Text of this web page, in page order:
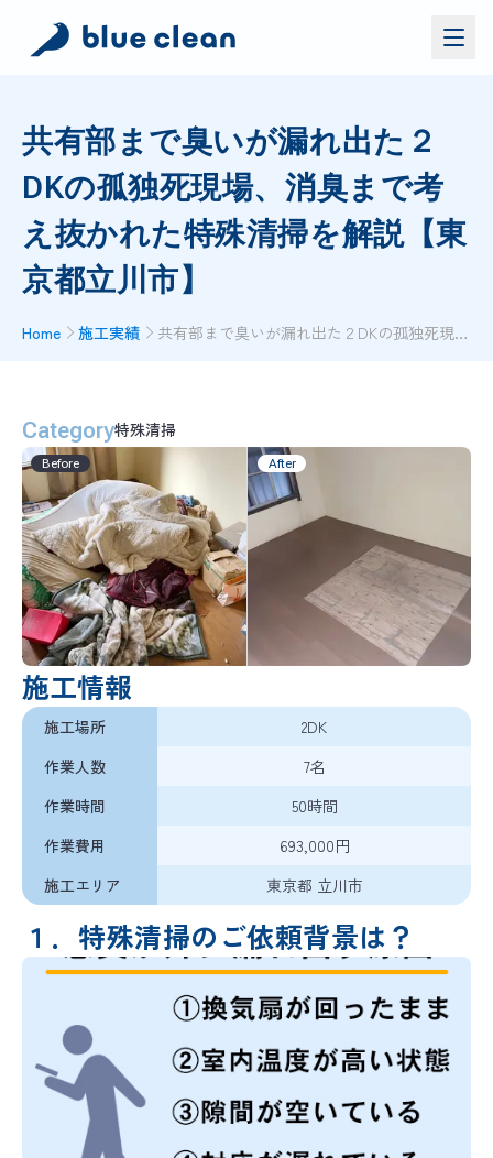
サービス
バイオリカバリー ®
施工実績
ブルークリーンについて
お問い合わせ
資料ダウンロード お問い合わせ
0120-552-052
バイオリカバリー®は米国ABRAの規格を
日本国内向けに適応した空間衛生のための規格です
共有部まで臭いが漏れ出た２
DKの孤独死現場、消臭まで考
え抜かれた特殊清掃を解説【東
京都立川市】
Home 施工実績 共有部まで臭いが漏れ出た２DKの孤独死現場、消臭まで考え抜かれた特殊清掃を解説【東京都立川市】
Category特殊清掃
Before After
施工情報
施工場所
作業人数
作業時間
作業費用
施工エリア
2DK
7名
50時間
693,000円
東京都 立川市
１．特殊清掃のご依頼背景は？